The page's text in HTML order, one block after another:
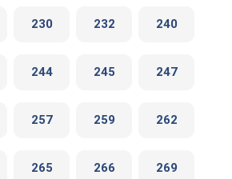
230 232 240
244 245 247
257 259 262
265 266 269